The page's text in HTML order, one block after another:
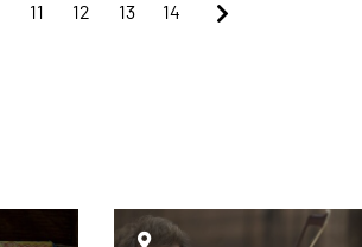
11 12 13 14